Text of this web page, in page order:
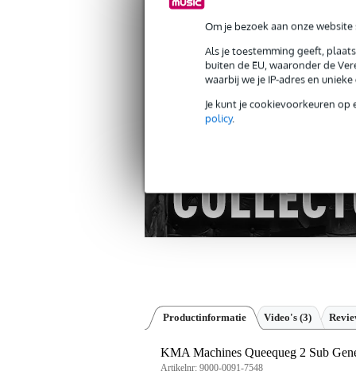
Om je bezoek aan onze
Als je toestemming geeft,
buiten de EU, waaronder de
waarbij we je IP-adres en
Je kunt je cookievoorkeuren
policy.
Gratis verzending vanaf
Productinformatie Video's (3)
KMA Machines Queequeg 2 Sub
Artikelnr: 9000-0091-7548